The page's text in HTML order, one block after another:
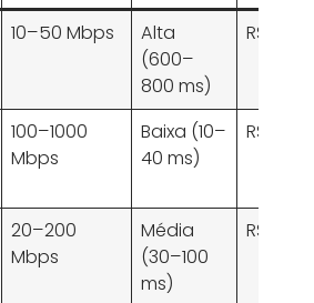
10–50 Mbps
Alta
(600–
800 ms)
R$
100–1000
Mbps
Baixa (10–
40 ms)
R$
20–200
Mbps
Média
(30–100
ms)
R$